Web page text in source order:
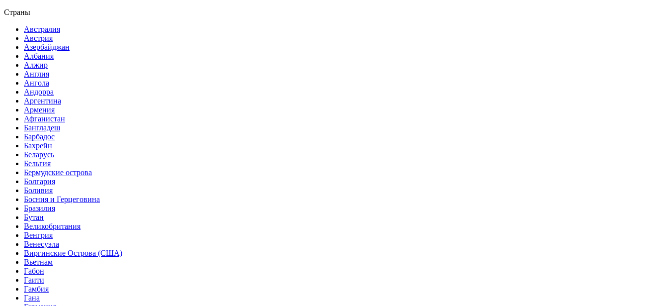
Страны
Австралия
Австрия
Азербайджан
Албания
Алжир
Англия
Ангола
Андорра
Аргентина
Армения
Афганистан
Бангладеш
Барбадос
Бахрейн
Беларусь
Бельгия
Бермудские острова
Болгария
Боливия
Босния и Герцеговина
Бразилия
Бутан
Великобритания
Венгрия
Венесуэла
Виргинские Острова (США)
Вьетнам
Габон
Гаити
Гамбия
Гана